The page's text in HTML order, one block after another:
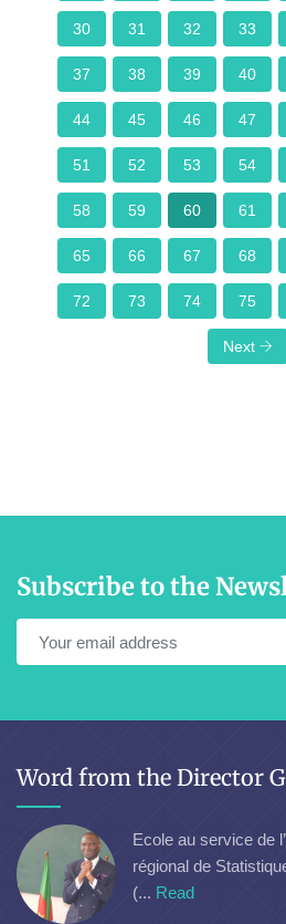
30 31 32 33
37 38 39 40
44 45 46 47
51 52 53 54
58 59 60 61
65 66 67 68
72 73 74 75
Next
Subscribe to the
Word from the Director
Ecole au service de
régional de
(... Read